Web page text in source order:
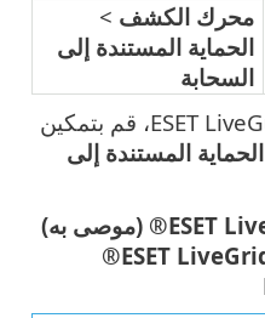
محرك الكشف >
الحماية المستندة إلى
السحابة
لتفعيل ESET LiveGuard Advanced، قم بتمكين
الحماية المستندة إلى